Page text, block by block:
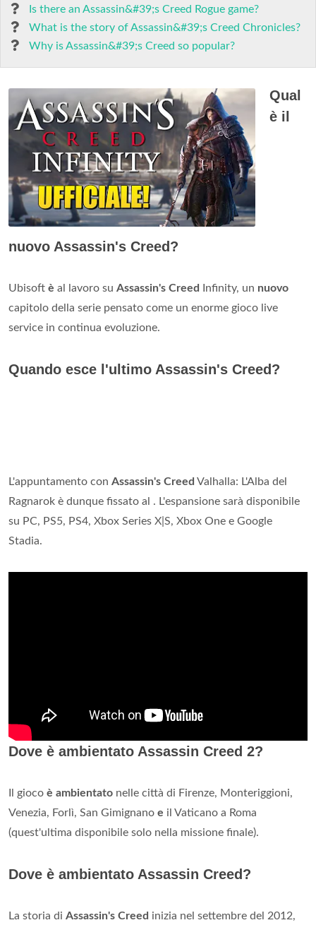
Is there an Assassin&#39;s Creed Rogue game?
What is the story of Assassin&#39;s Creed Chronicles?
Why is Assassin&#39;s Creed so popular?
Qual
è il
nuovo Assassin's Creed?
Ubisoft è al lavoro su Assassin's Creed Infinity, un nuovo
capitolo della serie pensato come un enorme gioco live
service in continua evoluzione.
Quando esce l'ultimo Assassin's Creed?
L'appuntamento con Assassin's Creed Valhalla: L'Alba del
Ragnarok è dunque fissato al . L'espansione sarà disponibile
su PC, PS5, PS4, Xbox Series X|S, Xbox One e Google
Stadia.
Dove è ambientato Assassin Creed 2?
Il gioco è ambientato nelle città di Firenze, Monteriggioni,
Venezia, Forlì, San Gimignano e il Vaticano a Roma
(quest'ultima disponibile solo nella missione finale).
Dove è ambientato Assassin Creed?
La storia di Assassin's Creed inizia nel settembre del 2012,